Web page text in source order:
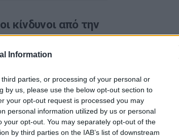
Information
parties, or processing of your personal or
by us, please use the below opt-out section to
your opt-out request is processed you may
personal information utilized by us or personal
opt-out. You may separately opt-out of the
by third parties on the IAB’s list of downstream
κίνδυνοι από την
καλή πηγή πολλών και